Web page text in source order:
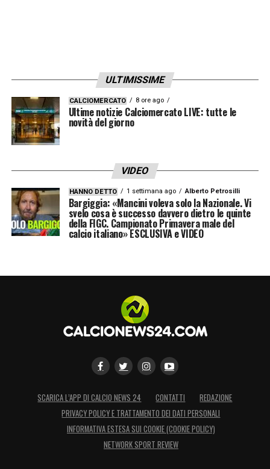
ULTIMISSIME
CALCIOMERCATO 8 ore ago
Ultime notizie Calciomercato LIVE: tutte le
novità del giorno
VIDEO
HANNO DETTO 1 settimana ago Alberto Petrosilli
Bargiggia: «Mancini voleva solo la Nazionale. Vi
svelo cosa è successo davvero dietro le quinte
della FIGC. Campionato Primavera male del
calcio italiano» ESCLUSIVA e VIDEO
SCARICA L’APP DI CALCIO NEWS 24 CONTATTI
REDAZIONE
PRIVACY POLICY E TRATTAMENTO DEI DATI PERSONALI
INFORMATIVA ESTESA SUI COOKIE (COOKIE POLICY)
NETWORK SPORT REVIEW